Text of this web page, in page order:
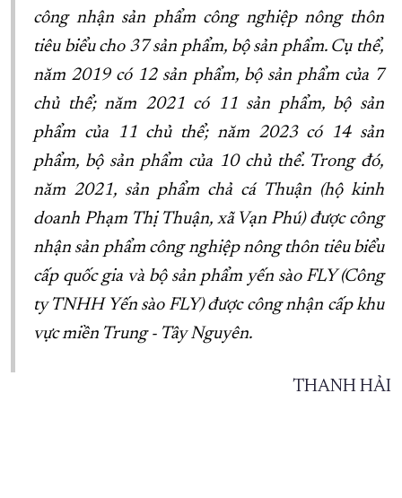
công nhận sản phẩm công nghiệp nông thôn
tiêu biểu cho 37 sản phẩm, bộ sản phẩm. Cụ thể,
năm 2019 có 12 sản phẩm, bộ sản phẩm của 7
chủ thể; năm 2021 có 11 sản phẩm, bộ sản
phẩm của 11 chủ thể; năm 2023 có 14 sản
phẩm, bộ sản phẩm của 10 chủ thể. Trong đó,
năm 2021, sản phẩm chả cá Thuận (hộ kinh
doanh Phạm Thị Thuận, xã Vạn Phú) được công
nhận sản phẩm công nghiệp nông thôn tiêu biểu
cấp quốc gia và bộ sản phẩm yến sào FLY (Công
ty TNHH Yến sào FLY) được công nhận cấp khu
vực miền Trung - Tây Nguyên.
THANH HẢI